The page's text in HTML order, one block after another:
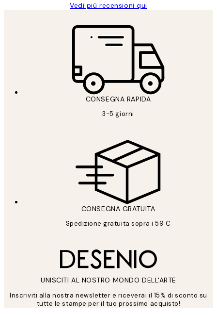
Vedi più recensioni qui
CONSEGNA RAPIDA
3-5 giorni
CONSEGNA GRATUITA
Spedizione gratuita sopra i 59 €
UNISCITI AL NOSTRO MONDO DELL'ARTE
Inscriviti alla nostra newsletter e riceverai il 15% di sconto su
tutte le stampe per il tuo prossimo acquisto!